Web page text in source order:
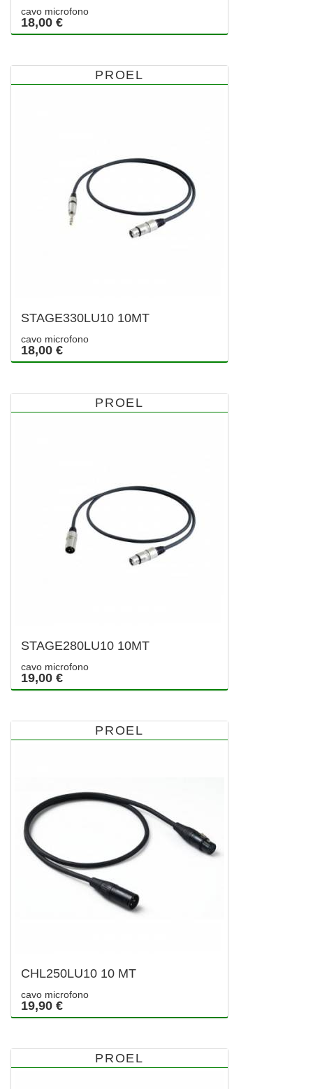
cavo microfono
18,00 €
PROEL
STAGE330LU10 10MT
cavo microfono
18,00 €
PROEL
STAGE280LU10 10MT
cavo microfono
19,00 €
PROEL
CHL250LU10 10 MT
cavo microfono
19,90 €
PROEL